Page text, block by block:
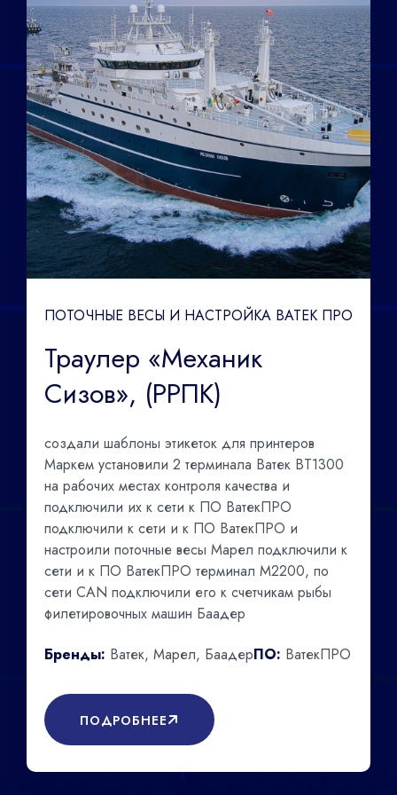
ПОТОЧНЫЕ ВЕСЫ И НАСТРОЙКА ВАТЕК ПРО
Траулер «Механик
Сизов», (РРПК)
создали шаблоны этикеток для принтеров
Маркем установили 2 терминала Ватек ВТ1300
на рабочих местах контроля качества и
подключили их к сети к ПО ВатекПРО
подключили к сети и к ПО ВатекПРО и
настроили поточные весы Марел подключили к
сети и к ПО ВатекПРО терминал М2200, по
сети CAN подключили его к счетчикам рыбы
филетировочных машин Баадер
Бренды: Ватек, Марел, БаадерПО: ВатекПРО
ПОДРОБНЕЕ